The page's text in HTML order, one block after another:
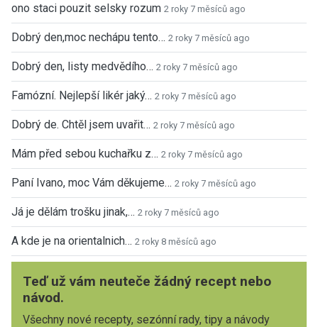
ono staci pouzit selsky rozum 2 roky 7 měsíců ago
Dobrý den,moc nechápu tento… 2 roky 7 měsíců ago
Dobrý den, listy medvědího… 2 roky 7 měsíců ago
Famózní. Nejlepší likér jaký… 2 roky 7 měsíců ago
Dobrý de. Chtěl jsem uvařit… 2 roky 7 měsíců ago
Mám před sebou kuchařku z… 2 roky 7 měsíců ago
Paní Ivano, moc Vám děkujeme… 2 roky 7 měsíců ago
Já je dělám trošku jinak,… 2 roky 7 měsíců ago
A kde je na orientalnich… 2 roky 8 měsíců ago
Teď už vám neuteče žádný recept nebo
návod.
Všechny nové recepty, sezónní rady, tipy a návody